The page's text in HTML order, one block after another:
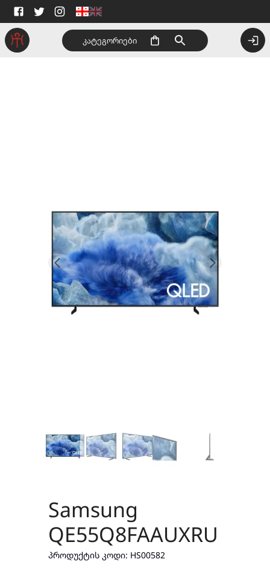
კატეგორიები
Samsung
QE55Q8FAAUXRU
ᲞᲠᲝᲓᲣᲥᲢᲘᲡ ᲙᲝᲓᲘ: HS00582